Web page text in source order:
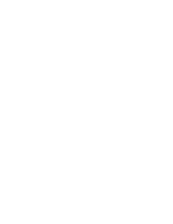
GPT 全面開放體驗延長到8月!!
平台
百岳登頂_南橫三星
員問卷暨7/31交流餐敘報名